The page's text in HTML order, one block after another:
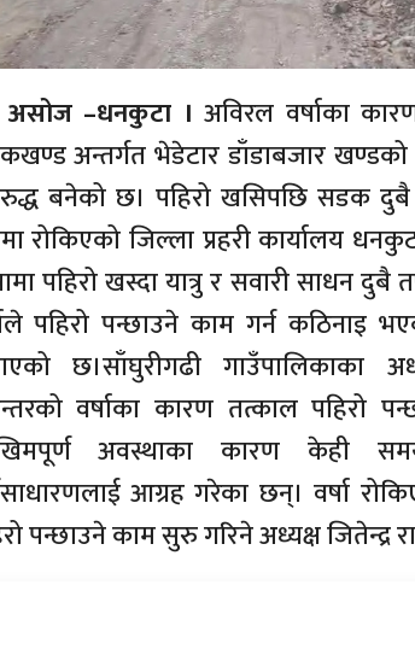
–धनकुटा । अविरल वर्षाका
अन्तर्गत भेडेटार डाँडाबजार
बनेको छ। पहिरो खसिपछि सडक दुबै
रोकिएको जिल्ला प्रहरी कार्यालय
पहिरो खस्दा यात्रु र सवारी साधन
पहिरो पन्छाउने काम गर्न कठिनाइ
छ।साँघुरीगढी गाउँपालिकाका
वर्षाका कारण तत्काल
अवस्थाका कारण केही
आग्रह गरेका छन्। वर्षा
पन्छाउने काम सुरु गरिने अध्यक्ष जितेन्द्र